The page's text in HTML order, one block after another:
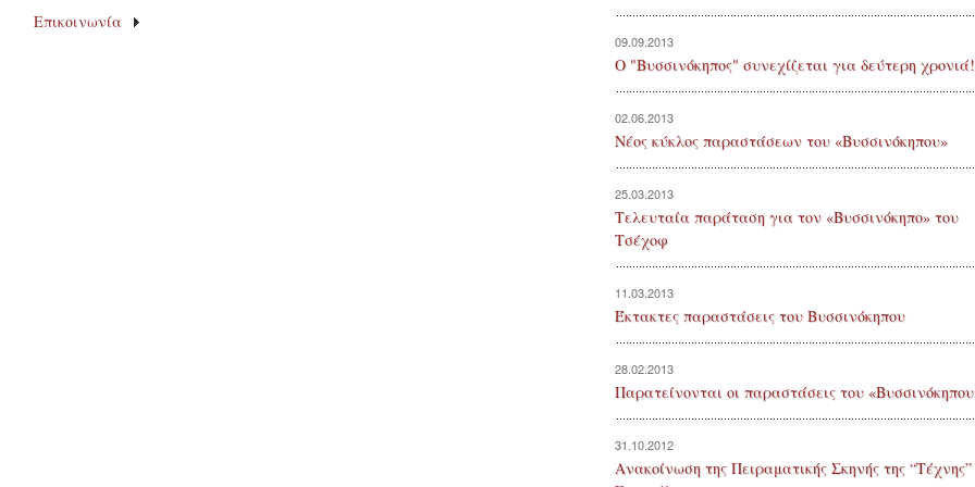
Επικοινωνία
09.09.2013
Ο "Βυσσινόκηπος" συνεχίζεται για δεύτερη χρονιά!
02.06.2013
Νέος κύκλος παραστάσεων του «Βυσσινόκηπου»
25.03.2013
Τελευταία παράταση για τον «Βυσσινόκηπο» του
Τσέχοφ
11.03.2013
Έκτακτες παραστάσεις του Βυσσινόκηπου
28.02.2013
Παρατείνονται οι παραστάσεις του
31.10.2012
Ανακοίνωση της Πειραματικής Σκηνής της